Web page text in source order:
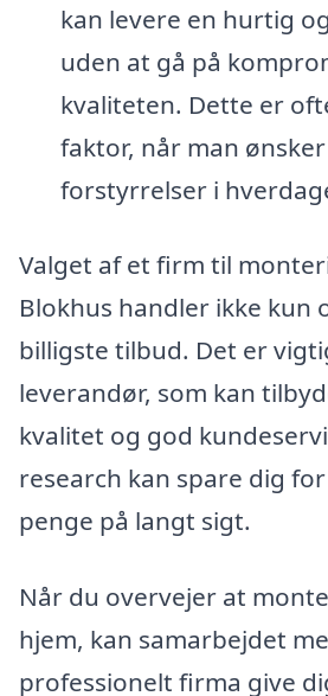
kan levere en hurtig
uden at gå på
kvaliteten. Dette er
faktor, når man
forstyrrelser i
Valget af et firm til
Blokhus handler ikke kun
billigste tilbud. Det er
leverandør, som kan
kvalitet og god
research kan spare dig
penge på langt sigt.
Når du overvejer at
hjem, kan samarbejdet
professionelt firma give